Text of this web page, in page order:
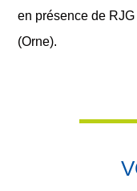
en présence de
(Orne).